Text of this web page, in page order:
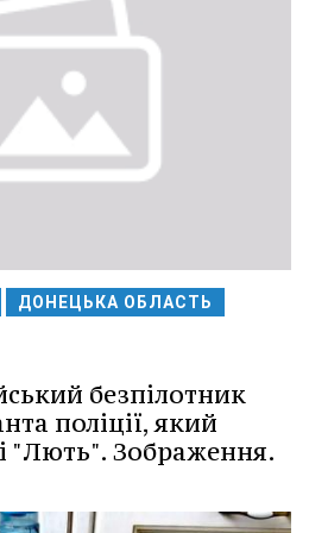
ДОНЕЦЬКА ОБЛАСТЬ
безпілотник
поліції, який
"Лють". Зображення.